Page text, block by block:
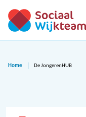
Home De JongerenHUB